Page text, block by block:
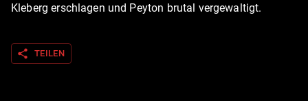
Kleberg erschlagen und Peyton brutal vergewaltigt.
share TEILEN